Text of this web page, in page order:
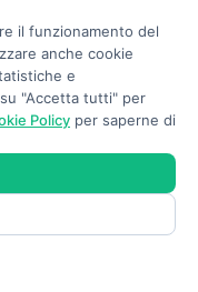
👇
il funzionamento del
anche cookie
e
"Accetta tutti" per
Policy per saperne di